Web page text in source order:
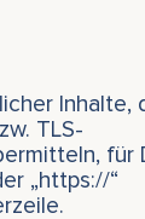
Inhalte,
TLS-
für
„https://“